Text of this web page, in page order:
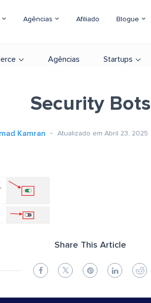
Agências Afiliado Blogue
Agências Startups
Security Bots
Kamran Atualizado em Abril 23, 2025
Share This Article